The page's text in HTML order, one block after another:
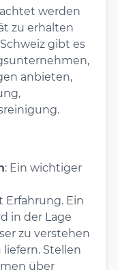
werden
zu erhalten
gibt es
anbieten,
: Ein wichtiger
Ein
in der Lage
zu verstehen
Stellen
über